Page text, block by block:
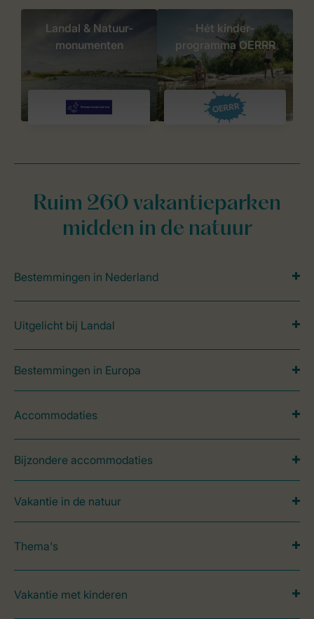
Landal & Natuur-
monumenten
Hét kinder-
programma OERRR
Ruim 260 vakantieparken
midden in de natuur
Bestemmingen in Nederland
Uitgelicht bij Landal
Bestemmingen in Europa
Accommodaties
Bijzondere accommodaties
Vakantie in de natuur
Thema's
Vakantie met kinderen